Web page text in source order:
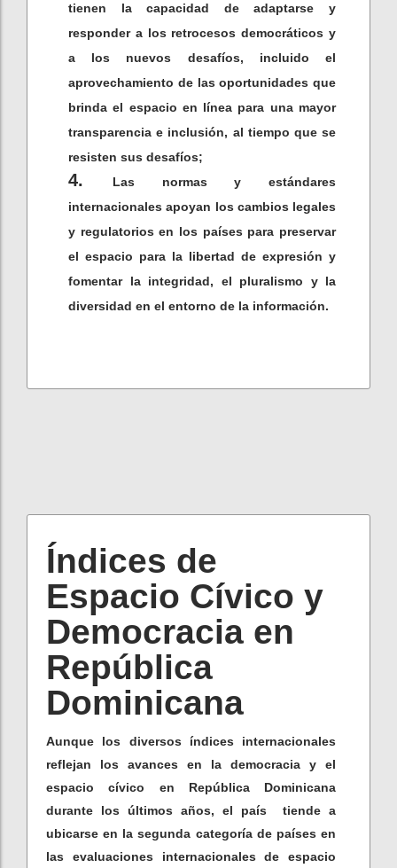
tienen la capacidad de adaptarse y
responder a los retrocesos democráticos y
a los nuevos desafíos, incluido el
aprovechamiento de las oportunidades que
brinda el espacio en línea para una mayor
transparencia e inclusión, al tiempo que se
resisten sus desafíos;
Las normas y estándares
internacionales apoyan los cambios legales
y regulatorios en los países para preservar
el espacio para la libertad de expresión y
fomentar la integridad, el pluralismo y la
diversidad en el entorno de la información.
Índices de
Espacio Cívico y
Democracia en
República
Dominicana
Aunque los diversos índices internacionales
reflejan los avances en la democracia y el
espacio cívico en República Dominicana
durante los últimos años, el país tiende a
ubicarse en la segunda categoría de países en
las evaluaciones internacionales de espacio